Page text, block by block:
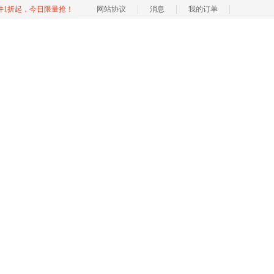
1折起，今日限量抢！ 网站协议 消息 我的订单